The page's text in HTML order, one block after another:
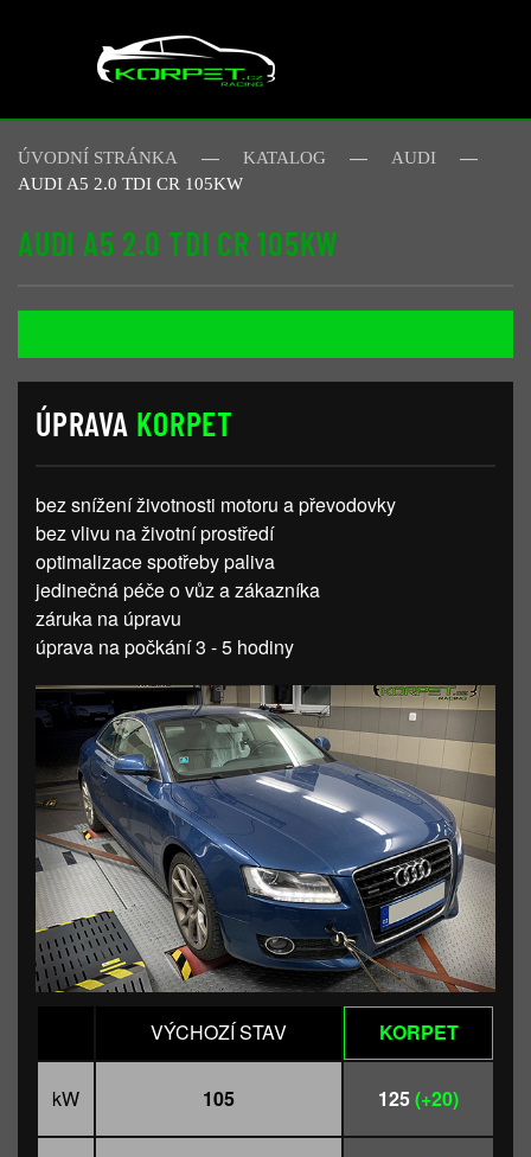
Skip to main content
ÚVODNÍ STRÁNKA KATALOG
AUDI
AUDI A5 2.0 TDI CR 105KW
AUDI A5 2.0 TDI CR 105KW
ÚPRAVA KORPET
bez snížení životnosti motoru a převodovky
bez vlivu na životní prostředí
optimalizace spotřeby paliva
jedinečná péče o vůz a zákazníka
záruka na úpravu
úprava na počkání 3 - 5 hodiny
VÝCHOZÍ STAV KORPET
kW 105 125(+20)